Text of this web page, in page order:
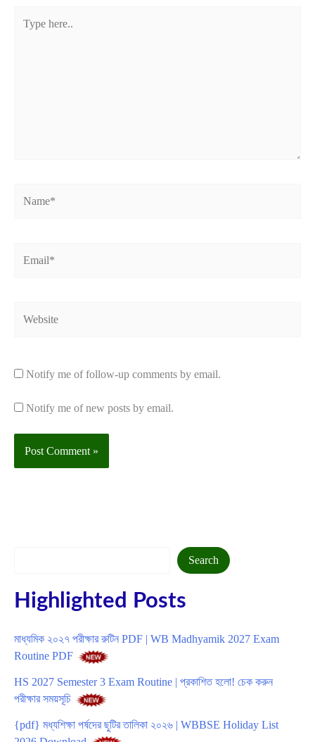
here..
Notify me of follow-up comments by email.
Notify me of new posts by email.
Search
Highlighted Posts
মাধ্যমিক ২০২৭ পরীক্ষার রুটিন PDF | WB Madhyamik 2027 Exam
Routine PDF
HS 2027 Semester 3 Exam Routine | প্রকাশিত হলো! চেক করুন
পরীক্ষার সময়সূচি
{pdf} মধ্যশিক্ষা পর্ষদের ছুটির তালিকা ২০২৬ | WBBSE Holiday List